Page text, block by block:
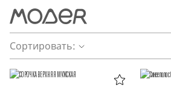
Сортировать: